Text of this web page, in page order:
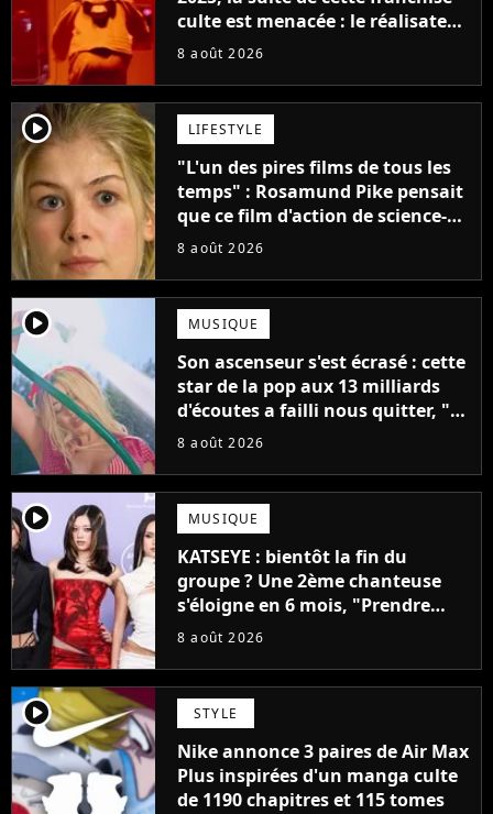
culte est menacée : le réalisateur
claque la porte pour "différends
8 août 2026
player2 LIFESTYLE
"L'un des pires films de tous les
temps" : Rosamund Pike pensait
que ce film d'action de science-
fiction avec Dwayne Johnson
8 août 2026
player2 MUSIQUE
Son ascenseur s'est écrasé : cette
star de la pop aux 13 milliards
d'écoutes a failli nous quitter, "Je
pensais ne plus jamais chanter"
8 août 2026
player2 MUSIQUE
KATSEYE : bientôt la fin du
groupe ? Une 2ème chanteuse
s'éloigne en 6 mois, "Prendre
cette décision n’a pas été facile"
8 août 2026
player2 STYLE
Nike annonce 3 paires de Air Max
Plus inspirées d'un manga culte
de 1190 chapitres et 115 tomes